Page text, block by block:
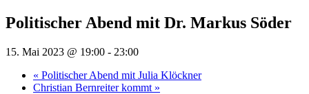
Politischer Abend mit Dr. Markus Söder
15. Mai 2023 @ 19:00 - 23:00
« Politischer Abend mit Julia Klöckner
Christian Bernreiter kommt »